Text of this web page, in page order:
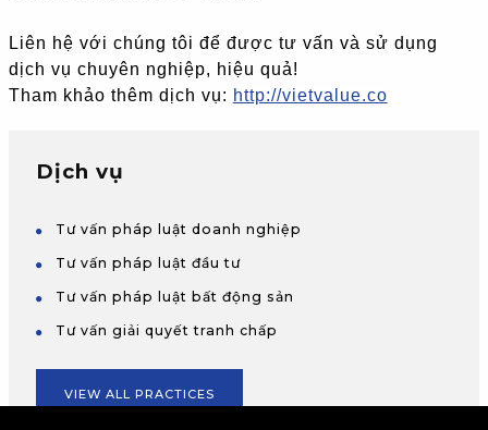
Liên hệ với chúng tôi để được tư vấn và sử dụng
dịch vụ chuyên nghiệp, hiệu quả!
Tham khảo thêm dịch vụ: http://vietvalue.co
Dịch vụ
Tư vấn pháp luật doanh nghiệp
Tư vấn pháp luật đầu tư
Tư vấn pháp luật bất động sản
Tư vấn giải quyết tranh chấp
VIEW ALL PRACTICES